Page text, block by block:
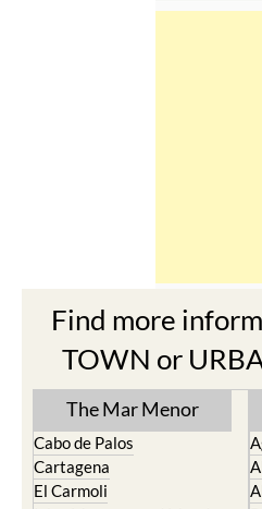
Find more
TOWN or
The Mar Menor
Cabo de Palos
El Carmoli
Islas Menores and Mar de
Cristal